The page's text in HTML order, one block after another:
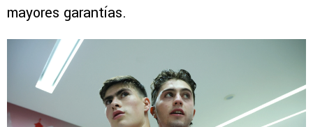
mayores garantías.